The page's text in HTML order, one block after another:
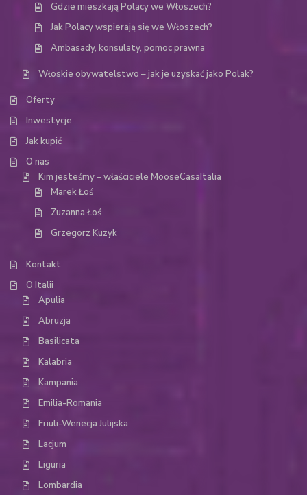
Gdzie mieszkają Polacy we Włoszech?
Jak Polacy wspierają się we Włoszech?
Ambasady, konsulaty, pomoc prawna
Włoskie obywatelstwo – jak je uzyskać jako Polak?
Oferty
Inwestycje
Jak kupić
O nas
Kim jesteśmy – właściciele MooseCasaItalia
Marek Łoś
Zuzanna Łoś
Grzegorz Kuzyk
Kontakt
O Italii
Apulia
Abruzja
Basilicata
Kalabria
Kampania
Emilia-Romania
Friuli-Wenecja Julijska
Lacjum
Liguria
Lombardia